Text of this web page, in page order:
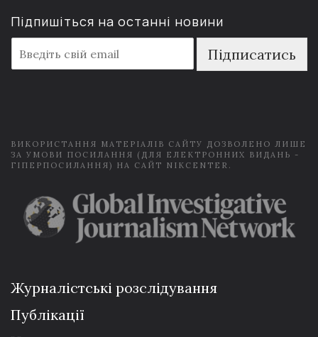
Підпишіться на останні новини
m
a
Підписатись
ВИКОРИСТАННЯ МАТЕРІАЛІВ САЙТУ ДОЗВОЛЕНО ЛИШЕ
ЗА УМОВИ ПОСИЛАННЯ (ДЛЯ ЕЛЕКТРОННИХ ВИДАНЬ -
ГІПЕРПОСИЛАННЯ) НА САЙТ NIKCENTER.
Журналістські розслідування
Публікації